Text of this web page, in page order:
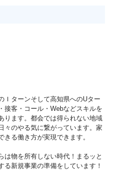
Ｉターンそして高知県へのUター
接客・コール・Webなどスキルを
ります。都会では得られない地域
々のやる気に繋がっています。家
る働き方が実現できます。
は物を所有しない時代！まるッと
る新規事業の準備をしています！